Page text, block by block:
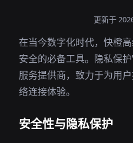
更新于
在当今数字化时代，快橙
安全的必备工具。隐私保
服务提供商，致力于为用
络连接体验。
安全性与隐私保护